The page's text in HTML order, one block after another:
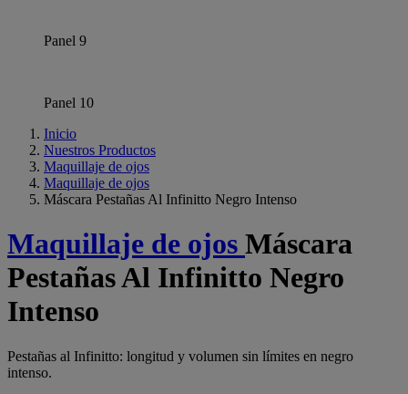
Panel 9
Panel 10
Inicio
Nuestros Productos
Maquillaje de ojos
Maquillaje de ojos
Máscara Pestañas Al Infinitto Negro Intenso
Maquillaje de ojos Máscara
Pestañas Al Infinitto Negro
Intenso
Pestañas al Infinitto: longitud y volumen sin límites en negro
intenso.